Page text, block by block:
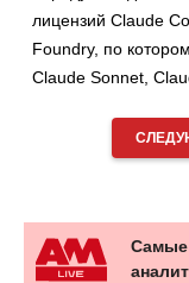
лицензий Claude
Foundry, по
Claude Sonnet,
Самые